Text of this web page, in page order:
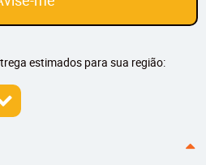
estimados para sua região: